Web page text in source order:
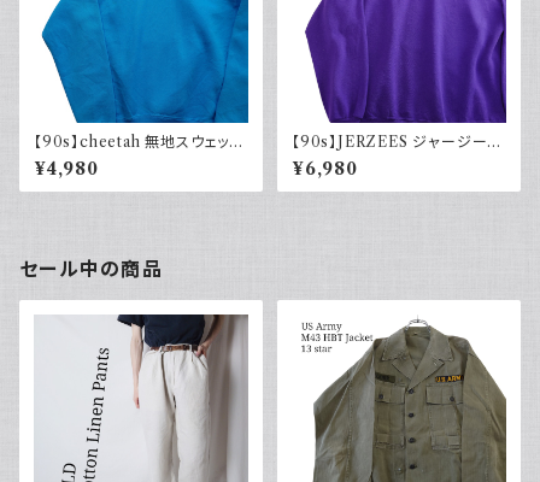
【90s】cheetah 無地スウェット
Plain sweatshirt 水色 ライト
ブルー 古着 USA製
¥4,980
【90s】JERZEES ジャージーズ
無地スウェット パープル 紫 ビッ
グサイズ 3X usa製 90年代 ア
メリカ古着 ラグランスリーブ
¥6,980
セール中の商品